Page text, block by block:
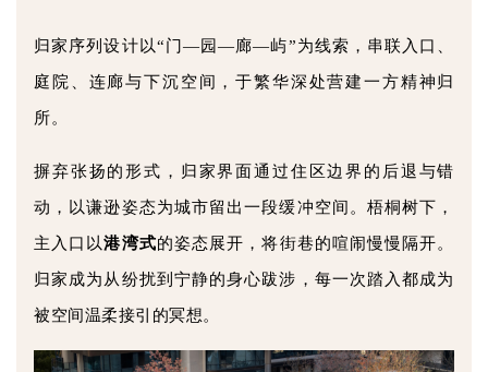
归家序列设计以“门—园—廊—屿”为线索，串联入口、
庭院、连廊与下沉空间，于繁华深处营建一方精神归
所。
摒弃张扬的形式，归家界面通过住区边界的后退与错
动，以谦逊姿态为城市留出一段缓冲空间。梧桐树下，
主入口以港湾式的姿态展开，将街巷的喧闹慢慢隔开。
归家成为从纷扰到宁静的身心跋涉，每一次踏入都成为
被空间温柔接引的冥想。